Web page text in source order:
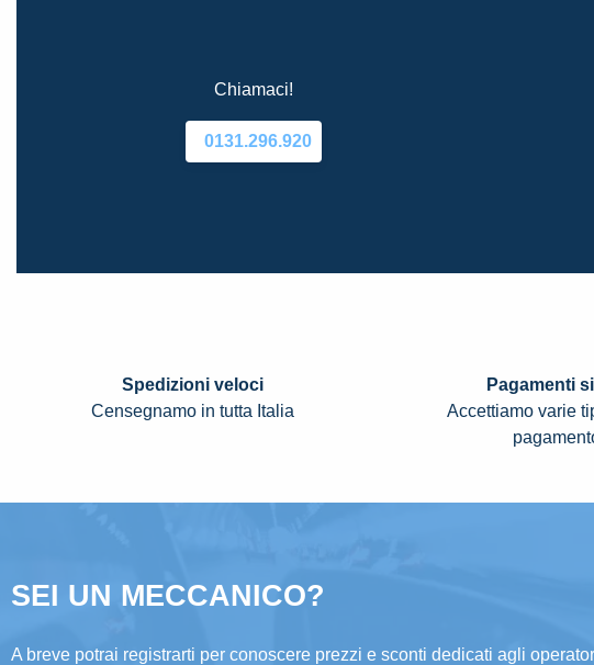
Chiamaci!
0131.296.920
Spedizioni veloci
Censegnamo in tutta Italia
Pagamenti
Accettiamo varie
SEI UN MECCANICO?
A breve potrai registrarti per conoscere prezzi e sconti dedicati agli